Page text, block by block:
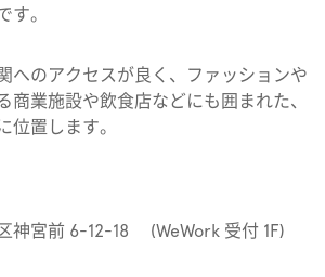
す。
へのアクセスが良く、ファッションや
商業施設や飲食店などにも囲まれた、
位置します。
神宮前 6-12-18 (WeWork 受付 1F)